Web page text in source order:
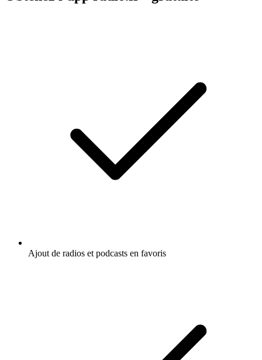
Ajout de radios et podcasts en favoris